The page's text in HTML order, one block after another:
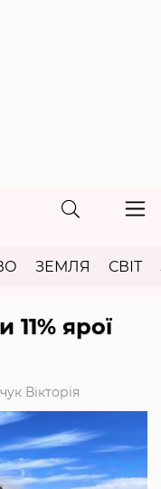
ЗЕМЛЯ СВІТ
11% ярої
Вікторія